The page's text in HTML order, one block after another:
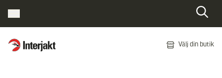
Interjakt SE Välj din butik